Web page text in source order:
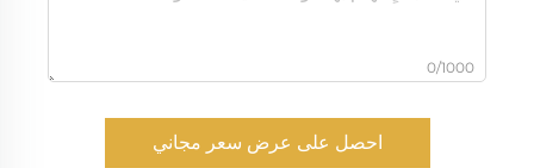
0/1000
احصل على عرض سعر مجاني